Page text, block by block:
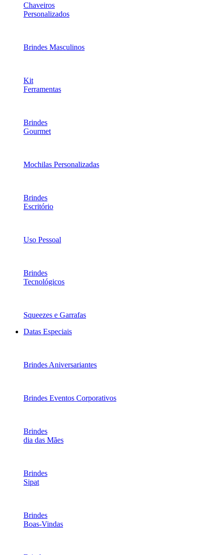
Chaveiros
Personalizados
Brindes Masculinos
Kit
Ferramentas
Brindes
Gourmet
Mochilas Personalizadas
Brindes
Escritório
Uso Pessoal
Brindes
Tecnológicos
Squeezes e Garrafas
Datas Especiais
Brindes Aniversariantes
Brindes Eventos Corporativos
Brindes
dia das Mães
Brindes
Sipat
Brindes
Boas-Vindas